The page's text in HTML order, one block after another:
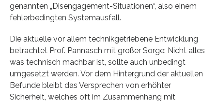
genannten „Disengagement-Situationen“, also einem
fehlerbedingten Systemausfall.
Die aktuelle vor allem technikgetriebene Entwicklung
betrachtet Prof. Pannasch mit großer Sorge: Nicht alles
was technisch machbar ist, sollte auch unbedingt
umgesetzt werden. Vor dem Hintergrund der aktuellen
Befunde bleibt das Versprechen von erhöhter
Sicherheit, welches oft im Zusammenhang mit